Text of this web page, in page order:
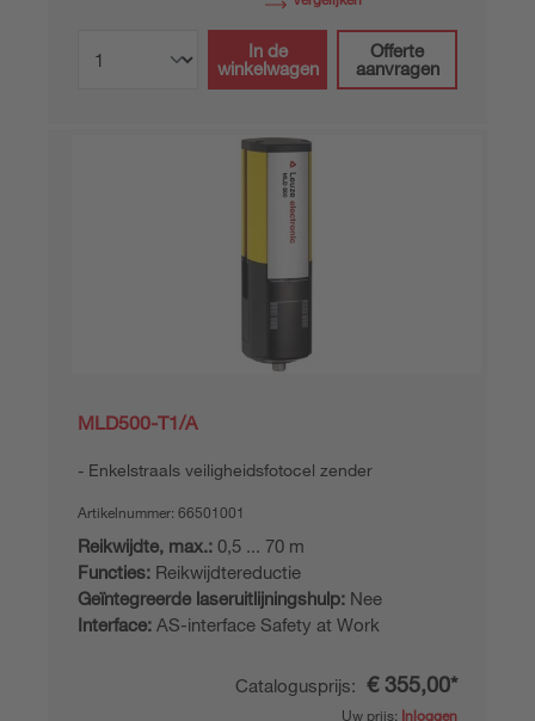
In de
winkelwagen
Offerte
aanvragen
MLD500-T1/A
Enkelstraals veiligheidsfotocel zender
Artikelnummer: 66501001
Reikwijdte, max.: 0,5 ... 70 m
Functies: Reikwijdtereductie
Geïntegreerde laseruitlijningshulp: Nee
Interface: AS-interface Safety at Work
Catalogusprijs: € 355,00*
Uw prijs: Inloggen